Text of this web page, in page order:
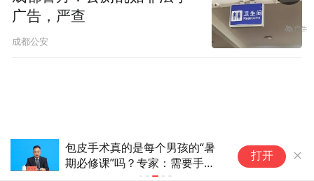
包皮手术真的是每个男孩的“暑
期必修课”吗？专家：需要手术
打开
广告，严查
成都公安